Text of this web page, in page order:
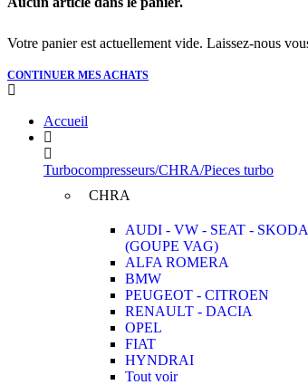
Votre panier est actuellement vide. Laissez-nous
CONTINUER MES ACHATS
Accueil
Turbocompresseurs/CHRA/Pieces turbo
CHRA
AUDI - VW - SEAT - SKODA
(GOUPE VAG)
ALFA ROMERA
BMW
PEUGEOT - CITROEN
RENAULT - DACIA
OPEL
FIAT
HYNDRAI
Tout voir